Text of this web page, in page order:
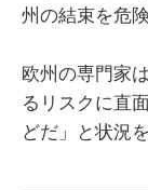
州の結束を危
欧州の専門家
るリスクに直
どだ」と状況